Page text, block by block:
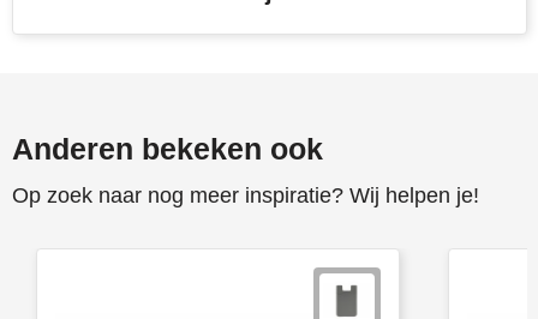
Anderen bekeken ook
Op zoek naar nog meer inspiratie? Wij helpen je!